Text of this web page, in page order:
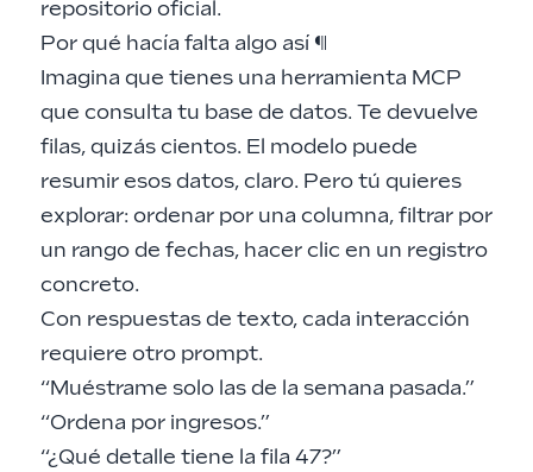
repositorio oficial.
Por qué hacía falta algo así ¶
Imagina que tienes una herramienta MCP
que consulta tu base de datos. Te devuelve
filas, quizás cientos. El modelo puede
resumir esos datos, claro. Pero tú quieres
explorar: ordenar por una columna, filtrar por
un rango de fechas, hacer clic en un registro
concreto.
Con respuestas de texto, cada interacción
requiere otro prompt.
“Muéstrame solo las de la semana pasada.”
“Ordena por ingresos.”
“¿Qué detalle tiene la fila 47?”